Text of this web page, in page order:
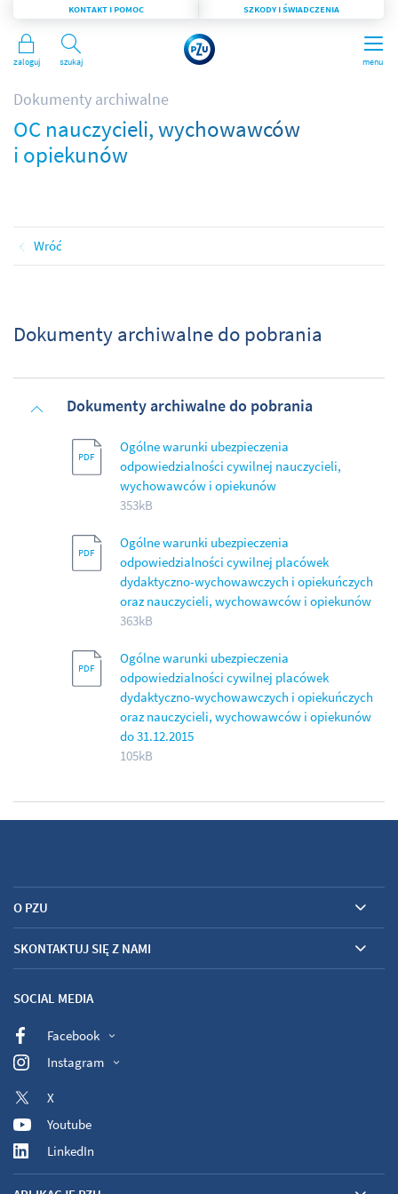
menu
Szukaj
KONTAKT I POMOC SZKODY I ŚWIADCZENIA
Zaloguj
Dokumenty archiwalne
OC nauczycieli, wychowawców
i opiekunów
Wróć
Dokumenty archiwalne do pobrania
Dokumenty archiwalne do pobrania
Ogólne warunki ubezpieczenia
odpowiedzialności cywilnej nauczycieli,
wychowawców i opiekunów
353kB
Ogólne warunki ubezpieczenia
odpowiedzialności cywilnej placówek
dydaktyczno-wychowawczych i opiekuńczych
oraz nauczycieli, wychowawców i opiekunów
363kB
Ogólne warunki ubezpieczenia
odpowiedzialności cywilnej placówek
dydaktyczno-wychowawczych i opiekuńczych
oraz nauczycieli, wychowawców i opiekunów
do 31.12.2015
105kB
O PZU
SKONTAKTUJ SIĘ Z NAMI
SOCIAL MEDIA
Facebook
Instagram
X
Youtube
LinkedIn